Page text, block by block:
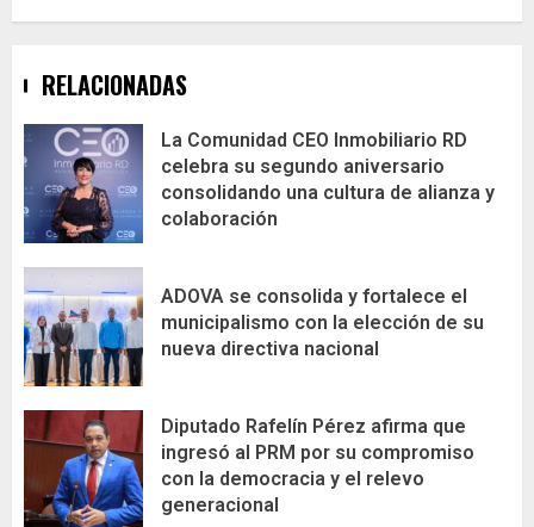
RELACIONADAS
La Comunidad CEO Inmobiliario RD
celebra su segundo aniversario
consolidando una cultura de alianza y
colaboración
ADOVA se consolida y fortalece el
municipalismo con la elección de su
nueva directiva nacional
Diputado Rafelín Pérez afirma que
ingresó al PRM por su compromiso
con la democracia y el relevo
generacional